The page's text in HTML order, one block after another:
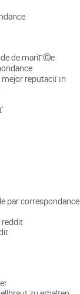
de mariГ©e
reputaciГіn
par correspondance
reddit